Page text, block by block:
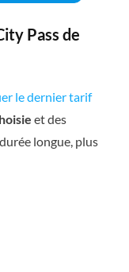
Pass de
le dernier tarif
et des
longue, plus